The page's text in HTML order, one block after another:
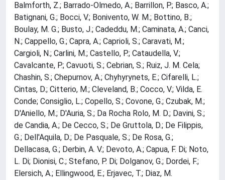
Balmforth, Z.; Barrado-Olmedo, A.; Barrillon, P.; Basco, A.;
Batignani, G.; Bocci, V.; Bonivento, W. M.; Bottino, B.;
Boulay, M. G.; Busto, J.; Cadeddu, M.; Caminata, A.; Canci,
N.; Cappello, G.; Capra, A.; Caprioli, S.; Caravati, M.;
Cargioli, N.; Carlini, M.; Castello, P.; Cataudella, V.;
Cavalcante, P.; Cavuoti, S.; Cebrian, S.; Ruiz, J. M. Cela;
Chashin, S.; Chepurnov, A.; Chyhyrynets, E.; Cifarelli, L.;
Cintas, D.; Citterio, M.; Cleveland, B.; Cocco, V.; Vilda, E.
Conde; Consiglio, L.; Copello, S.; Covone, G.; Czubak, M.;
D'Aniello, M.; D'Auria, S.; Da Rocha Rolo, M. D.; Davini, S.;
de Candia, A.; De Cecco, S.; De Gruttola, D.; De Filippis,
G.; Dell'Aquila, D.; De Pasquale, S.; De Rosa, G.;
Dellacasa, G.; Derbin, A. V.; Devoto, A.; Capua, F. Di; Noto,
L. Di; Dionisi, C.; Stefano, P. Di; Dolganov, G.; Dordei, F.;
Elersich, A.; Ellingwood, E.; Erjavec, T.; Diaz, M.